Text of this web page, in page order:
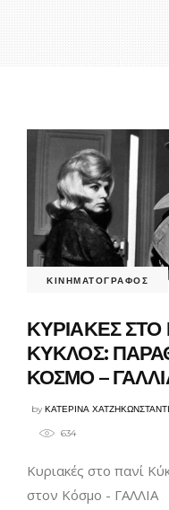
ΚΙΝΗΜΑΤΟΓΡΑΦΟΣ
ΚΥΡΙΑΚΕΣ ΣΤΟ
ΚΥΚΛΟΣ:
ΚΟΣΜΟ –
byΚΑΤΕΡΙΝΑ
634
Κυριακές στο πανί
στον Κόσμο -